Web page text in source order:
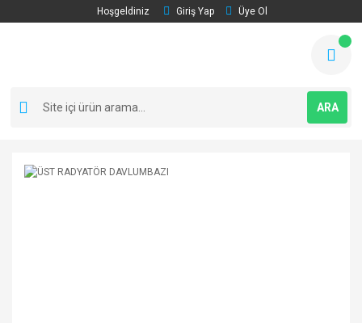
Hoşgeldiniz Giriş Yap Üye Ol
ARA